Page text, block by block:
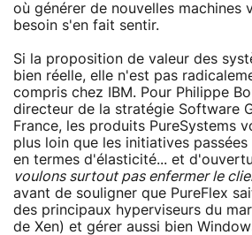
où générer de nouvelles machines
besoin s'en fait sentir.
Si la proposition de valeur des
bien réelle, elle n'est pas
compris chez IBM. Pour Philippe
directeur de la stratégie Software
France, les produits PureSystems
plus loin que les initiatives
en termes d'élasticité... et
voulons surtout pas enfermer le
avant de souligner que PureFlex
des principaux hyperviseurs du
de Xen) et gérer aussi bien